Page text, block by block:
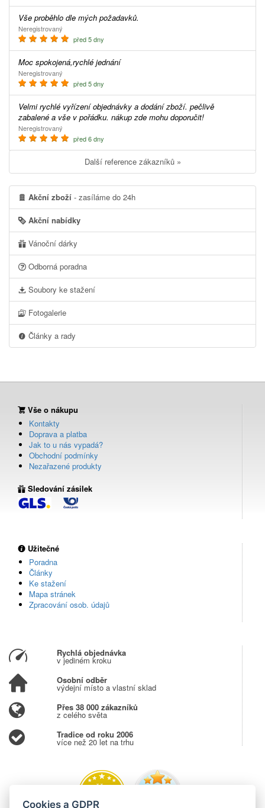
Vše proběhlo dle mých požadavků.
Neregistrovaný
před 5 dny
Moc spokojená,rychlé jednání
Neregistrovaný
před 5 dny
Velmi rychlé vyřízení objednávky a dodání zboží. pečlivě
zabalené a vše v pořádku. nákup zde mohu doporučit!
Neregistrovaný
před 6 dny
Další reference zákazníků »
Akční zboží - zasíláme do 24h
Akční nabídky
Vánoční dárky
Odborná poradna
Soubory ke stažení
Fotogalerie
Články a rady
Vše o nákupu
Kontakty
Doprava a platba
Jak to u nás vypadá?
Obchodní podmínky
Nezařazené produkty
Sledování zásilek
Užitečné
Poradna
Články
Ke stažení
Mapa stránek
Zpracování osob. údajů
Rychlá objednávka
v jediném kroku
Osobní odběr
výdejní místo a vlastní sklad
Přes 38 000 zákazníků
z celého světa
Tradice od roku 2006
více než 20 let na trhu
Cookies a GDPR